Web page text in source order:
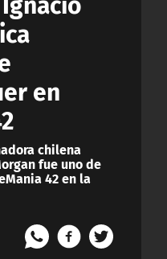
en
chilena
fue uno de
42 en la